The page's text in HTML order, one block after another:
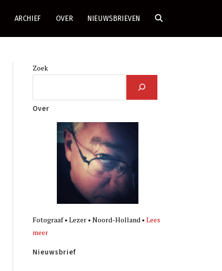
ARCHIEF OVER NIEUWSBRIEVEN TOGGLE
Zoek
Over
Fotograaf • Lezer • Noord-Holland • Lees
meer
Nieuwsbrief